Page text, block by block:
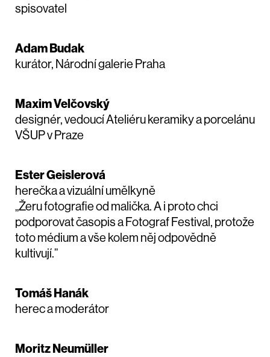
spisovatel
Adam Budak
kurátor, Národní galerie Praha
Maxim Velčovský
designér, vedoucí Ateliéru keramiky a porcelánu
VŠUP v Praze
Ester Geislerová
herečka a vizuální umělkyně
„Žeru fotografie od malička. A i proto chci
podporovat časopis a Fotograf Festival, protože
toto médium a vše kolem něj odpovědně
kultivují.”
Tomáš Hanák
herec a moderátor
Moritz Neumüller